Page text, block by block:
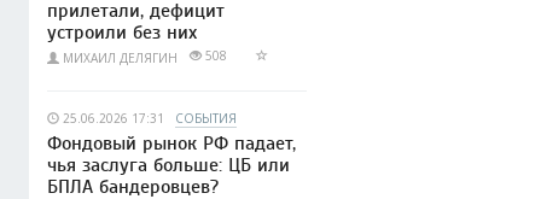
прилетали, дефицит
устроили без них
МИХАИЛ ДЕЛЯГИН 508
25.06.2026 17:31 СОБЫТИЯ
Фондовый рынок РФ падает,
чья заслуга больше: ЦБ или
БПЛА бандеровцев?